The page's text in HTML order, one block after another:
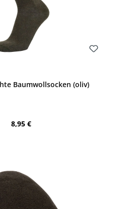
Baumwollsocken (oliv)
Regulärer Preis:
8,95 €